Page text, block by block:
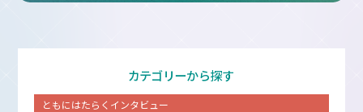
カテゴリーから探す
ともにはたらくインタビュー